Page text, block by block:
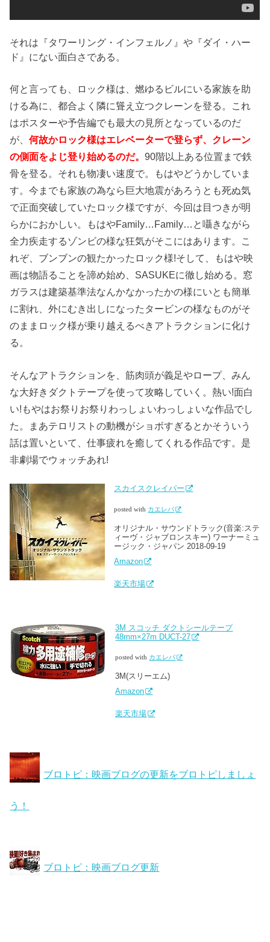
それは『タワーリング・インフェルノ』や『ダイ・ハー
ド』にない面白さである。
何と言っても、ロック様は、燃ゆるビルにいる家族を助
ける為に、都合よく隣に聳え立つクレーンを登る。これ
はポスターや予告編でも最大の見所となっているのだ
が、何故かロック様はエレベーターで登らず、クレーン
の側面をよじ登り始めるのだ。90階以上ある位置まで鉄
骨を登る。それも物凄い速度で。もはやどうかしていま
す。今までも家族の為なら巨大地震があろうとも死ぬ気
で正面突破していたロック様ですが、今回は目つきが明
らかにおかしい。もはやFamily…Family…と囁きながら
全力疾走するゾンビの様な狂気がそこにはあります。こ
れぞ、ブンブンの観たかったロック様!そして、もはや映
画は物語ることを諦め始め、SASUKEに徹し始める。窓
ガラスは建築基準法なんかなかったかの様にいとも簡単
に割れ、外にむき出しになったタービンの様なものがそ
のままロック様が乗り越えるべきアトラクションに化け
る。
そんなアトラクションを、筋肉頭が義足やロープ、みん
な大好きダクトテープを使って攻略していく。熱い!面白
い!もやはお祭りお祭りわっしょいわっしょいな作品でし
た。まあテロリストの動機がショボすぎるとかそういう
話は置いといて、仕事疲れを癒してくれる作品です。是
非劇場でウォッチあれ!
スカイスクレイパー
posted with カエレバ
オリジナル・サウンドトラック(音楽:ステ
ィーヴ・ジャブロンスキー) ワーナーミュ
ージック・ジャパン 2018-09-19
Amazon
楽天市場
3M スコッチ ダクトシールテープ
48mm×27m DUCT-27
posted with カエレバ
3M(スリーエム)
Amazon
楽天市場
ブロトピ：映画ブログの更新をブロトピしましょ
う！
ブロトピ：映画ブログ更新